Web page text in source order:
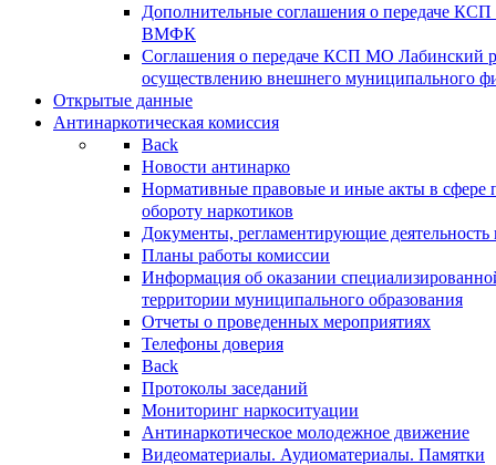
Дополнительные соглашения о передаче
ВМФК
Соглашения о передаче КСП МО Лабинский
осуществлению внешнего муниципального
Открытые данные
Антинаркотическая комиссия
Back
Новости антинарко
Нормативные правовые и иные акты в сфере
обороту наркотиков
Документы, регламентирующие деятельность
Планы работы комиссии
Информация об оказании
территории муниципального образования
Отчеты о проведенных мероприятиях
Телефоны доверия
Back
Протоколы заседаний
Мониторинг наркоситуации
Антинаркотическое молодежное движение
Видеоматериалы. Аудиоматериалы. Памятки